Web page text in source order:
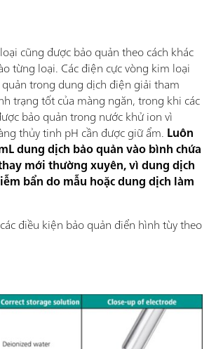
cũng được bảo quản theo cách khác
từng loại. Các điện cực vòng kim loại
trong dung dịch điện giải tham
trạng tốt của màng ngăn, trong khi các
bảo quản trong nước khử ion vì
thủy tinh pH cần được giữ ẩm. Luôn
dung dịch bảo quản vào bình chứa
mới thường xuyên, vì dung dịch
bẩn do mẫu hoặc dung dịch làm
điều kiện bảo quản điển hình tùy theo